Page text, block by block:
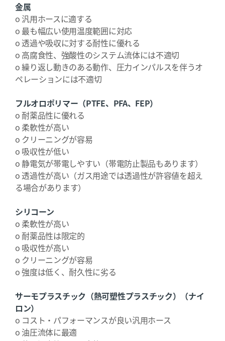
金属
o 汎用ホースに適する
o 最も幅広い使用温度範囲に対応
o 透過や吸収に対する耐性に優れる
o 高腐食性、強酸性のシステム流体には不適切
o 繰り返し動きのある動作、圧力インパルスを伴うオ
ペレーションには不適切
フルオロポリマー（PTFE、PFA、FEP）
o 耐薬品性に優れる
o 柔軟性が高い
o クリーニングが容易
o 吸収性が低い
o 静電気が帯電しやすい（帯電防止製品もあります）
o 透過性が高い（ガス用途では透過性が許容値を超え
る場合があります）
シリコーン
o 柔軟性が高い
o 耐薬品性は限定的
o 吸収性が高い
o クリーニングが容易
o 強度は低く、耐久性に劣る
サーモプラスチック（熱可塑性プラスチック）（ナイ
ロン）
o コスト・パフォーマンスが良い汎用ホース
o 油圧流体に最適